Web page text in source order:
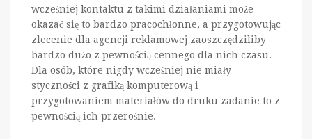
wcześniej kontaktu z takimi działaniami może
okazać się to bardzo pracochłonne, a przygotowując
zlecenie dla agencji reklamowej zaoszczędziliby
bardzo dużo z pewnością cennego dla nich czasu.
Dla osób, które nigdy wcześniej nie miały
styczności z grafiką komputerową i
przygotowaniem materiałów do druku zadanie to z
pewnością ich przerośnie.